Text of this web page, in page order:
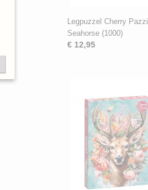
Legpuzzel Cherry Pazzi
Seahorse (1000)
€ 12,95